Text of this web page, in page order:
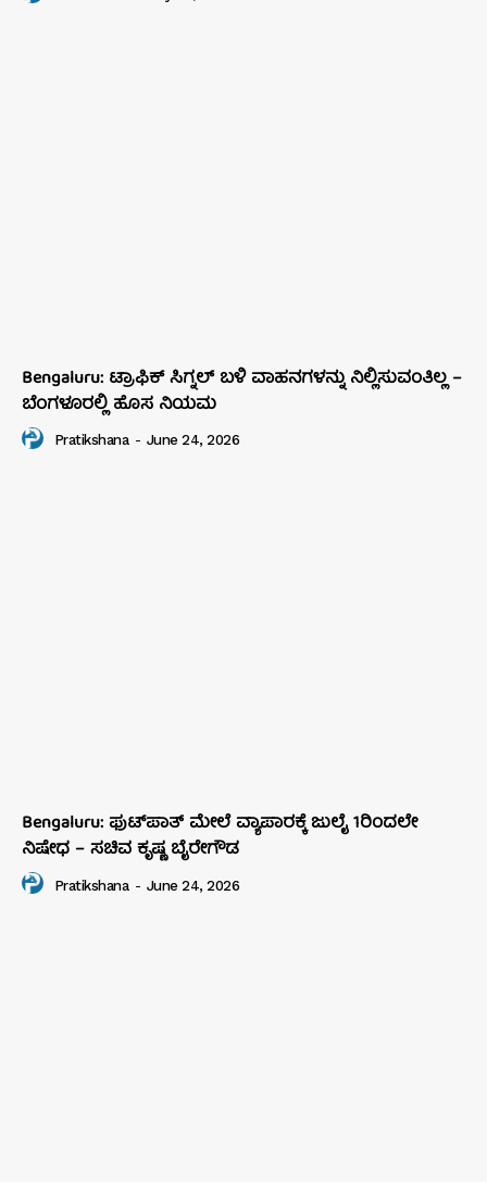
Bengaluru: ಟ್ರಾಫಿಕ್‌ ಸಿಗ್ನಲ್‌ ಬಳಿ ವಾಹನಗಳನ್ನು ನಿಲ್ಲಿಸುವಂತಿಲ್ಲ –
ಬೆಂಗಳೂರಲ್ಲಿ ಹೊಸ ನಿಯಮ
Pratikshana - June 24, 2026
Bengaluru: ಫುಟ್‌ಪಾತ್‌ ಮೇಲೆ ವ್ಯಾಪಾರಕ್ಕೆ ಜುಲೈ 1ರಿಂದಲೇ
ನಿಷೇಧ – ಸಚಿವ ಕೃಷ್ಣ ಬೈರೇಗೌಡ
Pratikshana - June 24, 2026